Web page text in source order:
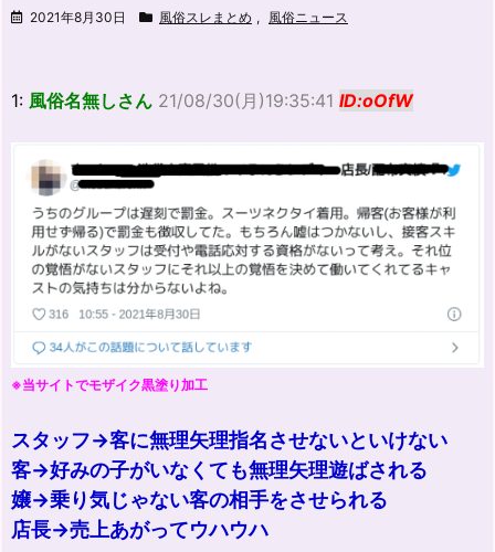
2021年8月30日 風俗スレまとめ , 風俗ニュース
1: 風俗名無しさん 21/08/30(月)19:35:41 ID:oOfW
※当サイトでモザイク黒塗り加工
スタッフ→客に無理矢理指名させないといけない
客→好みの子がいなくても無理矢理遊ばされる
嬢→乗り気じゃない客の相手をさせられる
店長→売上あがってウハウハ